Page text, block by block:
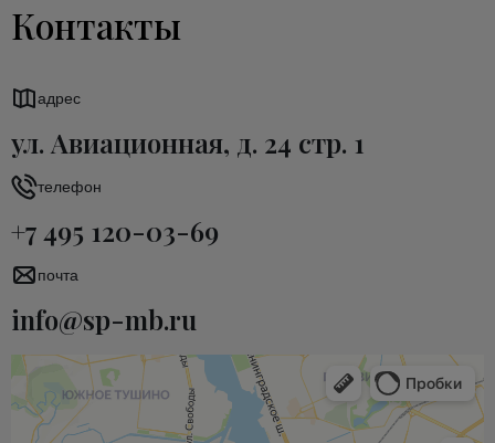
Контакты
адрес
ул. Авиационная, д. 24 стр. 1
телефон
+7 495 120-03-69
почта
info@sp-mb.ru